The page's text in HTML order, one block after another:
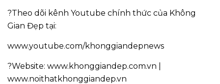
?Theo dõi kênh Youtube chính thức của Không
Gian Đẹp tại:
www.youtube.com/khonggiandepnews
?Website: www.khonggiandep.com.vn |
www.noithatkhonggiandep.vn